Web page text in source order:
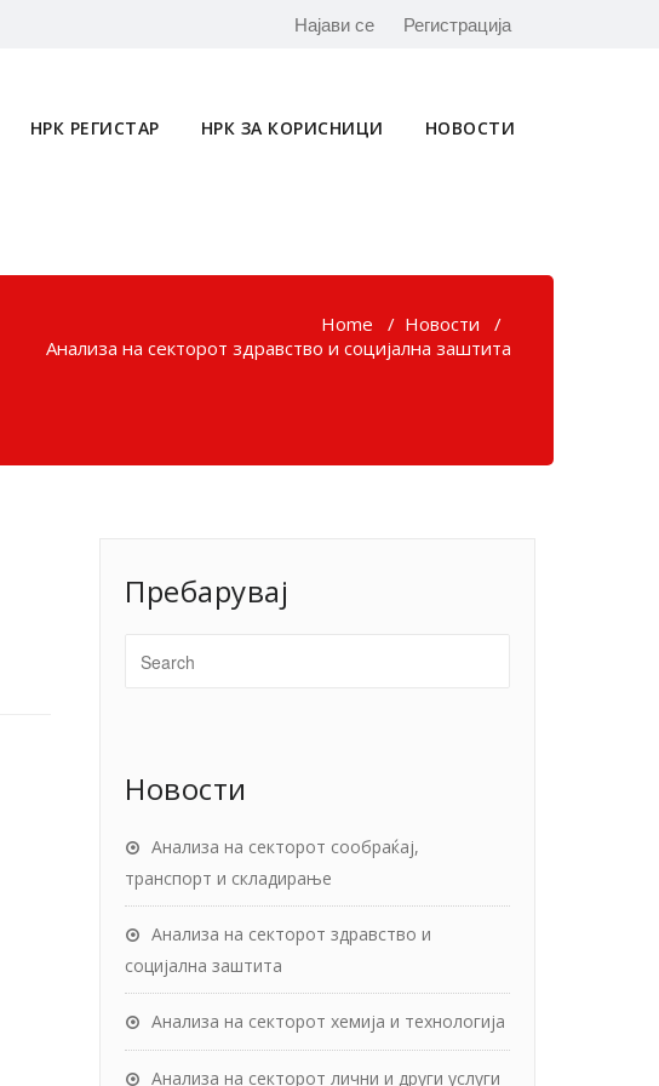
Најави се Регистрација
НРК РЕГИСТАР НРК ЗА КОРИСНИЦИ НОВОСТИ
Home / Новости /
Анализа на секторот здравство и социјална заштита
Пребарувај
Новости
Анализа на секторот сообраќај,
транспорт и складирање
Анализа на секторот здравство и
социјална заштита
Анализа на секторот хемија и технологија
Анализа на секторот лични и други услуги